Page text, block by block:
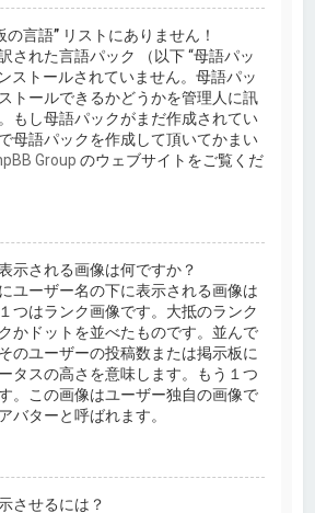
言語” リストにありません！
された言語パック （以下 “母語パッ
ストールされていません。母語パッ
トールできるかどうかを管理人に訊
もし母語パックがまだ作成されてい
母語パックを作成して頂いてかまい
Group のウェブサイトをご覧くだ
示される画像は何ですか？
ユーザー名の下に表示される画像は
つはランク画像です。大抵のランク
かドットを並べたものです。並んで
のユーザーの投稿数または掲示板に
タスの高さを意味します。もう１つ
。この画像はユーザー独自の画像で
バターと呼ばれます。
させるには？